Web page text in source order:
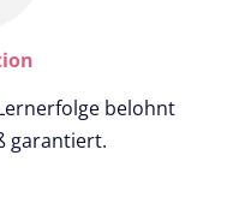
belohnt
garantiert.